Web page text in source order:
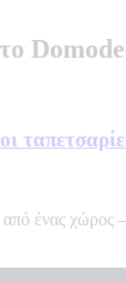
ένας